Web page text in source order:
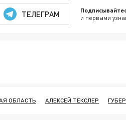
ТЕЛЕГРАМ и первыми
ОБЛАСТЬ АЛЕКСЕЙ ТЕКСЛЕР